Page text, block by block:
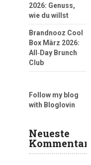
2026: Genuss,
wie du willst
Brandnooz Cool
Box März 2026:
All‑Day Brunch
Club
Follow my blog
with Bloglovin
Neueste